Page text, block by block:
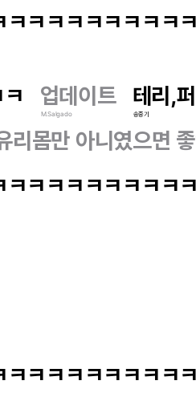
ㅋㅋㅋㅋㅋㅋㅋㅋ
업데이트
M.Salgado
테리,
송중기
리몸만 아니였으면
ㅋㅋㅋㅋㅋㅋㅋㅋㅋ
ㅋㅋㅋㅋㅋㅋㅋㅋ